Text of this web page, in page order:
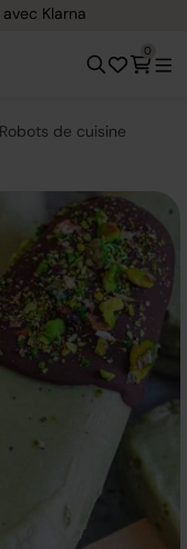
Klarna
0
de cuisine